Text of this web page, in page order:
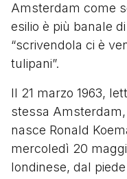
Amsterdam come
esilio è più banale
“scrivendola ci è
tulipani”.
Il 21 marzo 1963,
stessa
nasce Ronald
mercoledì 20
londinese, dal